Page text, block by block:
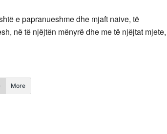
e papranueshme dhe mjaft naive, të
në të njëjtën mënyrë dhe me të njëjtat mjete,
More